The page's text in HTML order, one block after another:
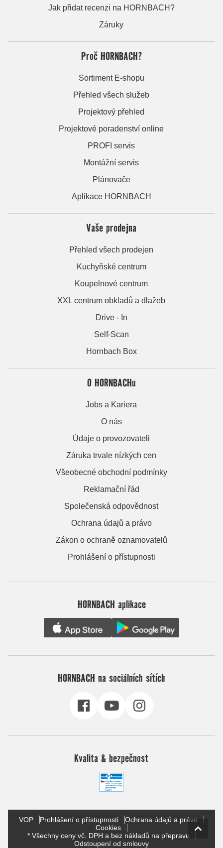
Jak přidat recenzi na HORNBACH?
Záruky
Proč HORNBACH?
Sortiment E-shopu
Přehled všech služeb
Projektový přehled
Projektové poradenství online
PROFI servis
Montážní servis
Plánovače
Aplikace HORNBACH
Vaše prodejna
Přehled všech prodejen
Kuchyňské centrum
Koupelnové centrum
XXL centrum obkladů a dlažeb
Drive - In
Self-Scan
Hornbach Box
O HORNBACHu
Jobs a Kariera
O nás
Údaje o provozovateli
Záruka trvale nízkých cen
Všeobecné obchodní podmínky
Reklamační řád
Společenská odpovědnost
Ochrana údajů a právo
Zákon o ochraně oznamovatelů
Prohlášení o přístupnosti
HORNBACH aplikace
HORNBACH na sociálních sítích
Kvalita & bezpečnost
VOP Prohlášení o přístupnosti
Ochrana údajů a právo
Cookies
* Všechny ceny vč. DPH a bez nákladů na přepravu
Odstoupení od smlouvy